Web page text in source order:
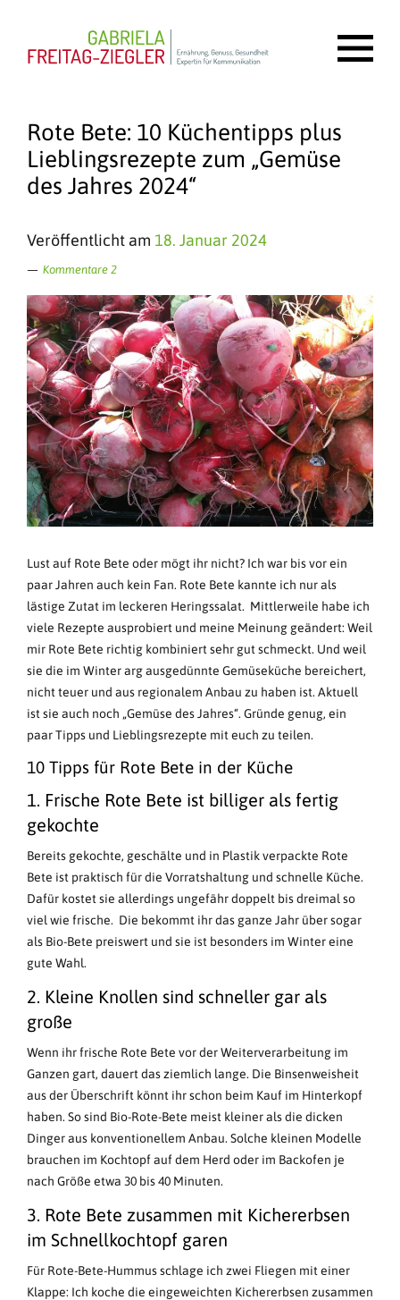
Rote Bete: 10 Küchentipps plus
Lieblingsrezepte zum „Gemüse
des Jahres 2024“
Veröffentlicht am 18. Januar 2024
Kommentare 2
Lust auf Rote Bete oder mögt ihr nicht? Ich war bis vor ein
paar Jahren auch kein Fan. Rote Bete kannte ich nur als
lästige Zutat im leckeren Heringssalat. Mittlerweile habe ich
viele Rezepte ausprobiert und meine Meinung geändert: Weil
mir Rote Bete richtig kombiniert sehr gut schmeckt. Und weil
sie die im Winter arg ausgedünnte Gemüseküche bereichert,
nicht teuer und aus regionalem Anbau zu haben ist. Aktuell
ist sie auch noch „Gemüse des Jahres“. Gründe genug, ein
paar Tipps und Lieblingsrezepte mit euch zu teilen.
10 Tipps für Rote Bete in der Küche
1. Frische Rote Bete ist billiger als fertig
gekochte
Bereits gekochte, geschälte und in Plastik verpackte Rote
Bete ist praktisch für die Vorratshaltung und schnelle Küche.
Dafür kostet sie allerdings ungefähr doppelt bis dreimal so
viel wie frische. Die bekommt ihr das ganze Jahr über sogar
als Bio-Bete preiswert und sie ist besonders im Winter eine
gute Wahl.
2. Kleine Knollen sind schneller gar als
große
Wenn ihr frische Rote Bete vor der Weiterverarbeitung im
Ganzen gart, dauert das ziemlich lange. Die Binsenweisheit
aus der Überschrift könnt ihr schon beim Kauf im Hinterkopf
haben. So sind Bio-Rote-Bete meist kleiner als die dicken
Dinger aus konventionellem Anbau. Solche kleinen Modelle
brauchen im Kochtopf auf dem Herd oder im Backofen je
nach Größe etwa 30 bis 40 Minuten.
3. Rote Bete zusammen mit Kichererbsen
im Schnellkochtopf garen
Für Rote-Bete-Hummus schlage ich zwei Fliegen mit einer
Klappe: Ich koche die eingeweichten Kichererbsen zusammen